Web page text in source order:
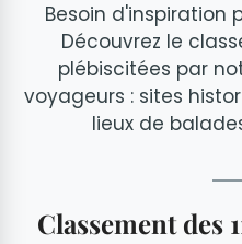
Besoin d'inspiration
Découvrez le
plébiscitées par
voyageurs : sites
lieux de
Classement des